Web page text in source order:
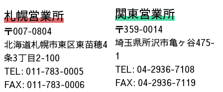
札幌営業所
〒007-0804
北海道札幌市東区東苗穂4
条3丁目2-100
TEL: 011-783-0005
FAX: 011-783-0006
関東営業所
〒359-0014
埼玉県所沢市亀ヶ谷475-
1
TEL: 04-2936-7108
FAX: 04-2936-7119